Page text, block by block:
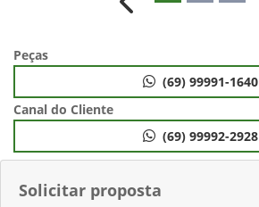
Solicitar proposta
Anterior
Peças
(69) 99991-1640
Canal do Cliente
(69) 99992-2928